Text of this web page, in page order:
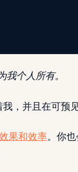
个人所有。
，并且在可预
果和效率。你